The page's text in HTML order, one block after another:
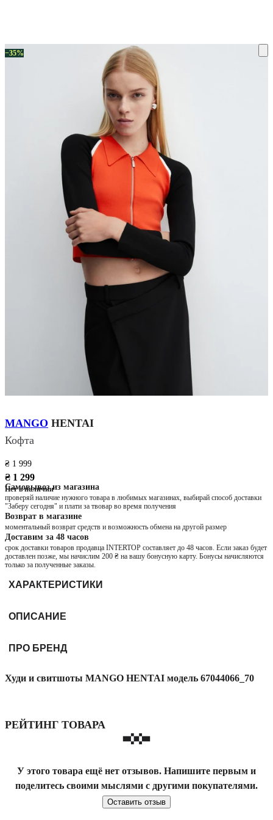
−35%
MANGO HENTAI
Кофта
₴ 1 999
₴ 1 299
Нет в наличии
Самовывоз из магазина
проверяй наличие нужного товара в любимых магазинах, выбирай способ доставки
"Заберу сегодня" и плати за твовар во время получения
Возврат в магазине
моментальный возврат средств и возможность обмена на другой размер
Доставим за 48 часов
срок доставки товаров продавца INTERTOP составляет до 48 часов. Если заказ будет
доставлен позже, мы начислим 200 ₴ на вашу бонусную карту. Бонусы начисляются
только за полученные заказы.
ХАРАКТЕРИСТИКИ
ОПИСАНИЕ
ПРО БРЕНД
Худи и свитшоты MANGO HENTAI модель 67044066_70
РЕЙТИНГ ТОВАРА
У этого товара ещё нет отзывов. Напишите первым и
поделитесь своими мыслями с другими покупателями.
Оставить отзыв